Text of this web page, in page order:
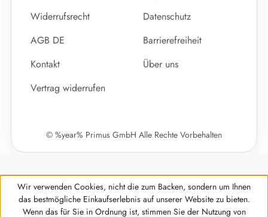
Widerrufsrecht
Datenschutz
AGB DE
Barrierefreiheit
Kontakt
Über uns
Vertrag widerrufen
© %year% Primus GmbH Alle Rechte Vorbehalten
Wir verwenden Cookies, nicht die zum Backen, sondern um Ihnen
das bestmögliche Einkaufserlebnis auf unserer Website zu bieten.
Wenn das für Sie in Ordnung ist, stimmen Sie der Nutzung von